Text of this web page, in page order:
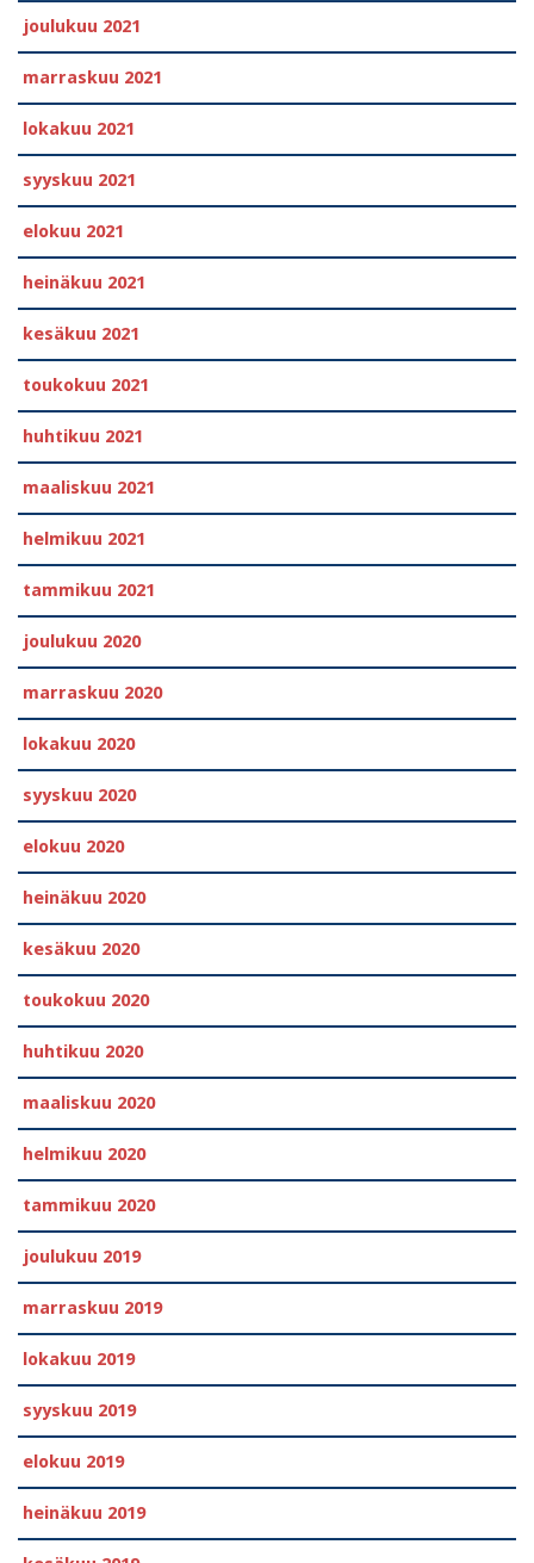
joulukuu 2021
marraskuu 2021
lokakuu 2021
syyskuu 2021
elokuu 2021
heinäkuu 2021
kesäkuu 2021
toukokuu 2021
huhtikuu 2021
maaliskuu 2021
helmikuu 2021
tammikuu 2021
joulukuu 2020
marraskuu 2020
lokakuu 2020
syyskuu 2020
elokuu 2020
heinäkuu 2020
kesäkuu 2020
toukokuu 2020
huhtikuu 2020
maaliskuu 2020
helmikuu 2020
tammikuu 2020
joulukuu 2019
marraskuu 2019
lokakuu 2019
syyskuu 2019
elokuu 2019
heinäkuu 2019